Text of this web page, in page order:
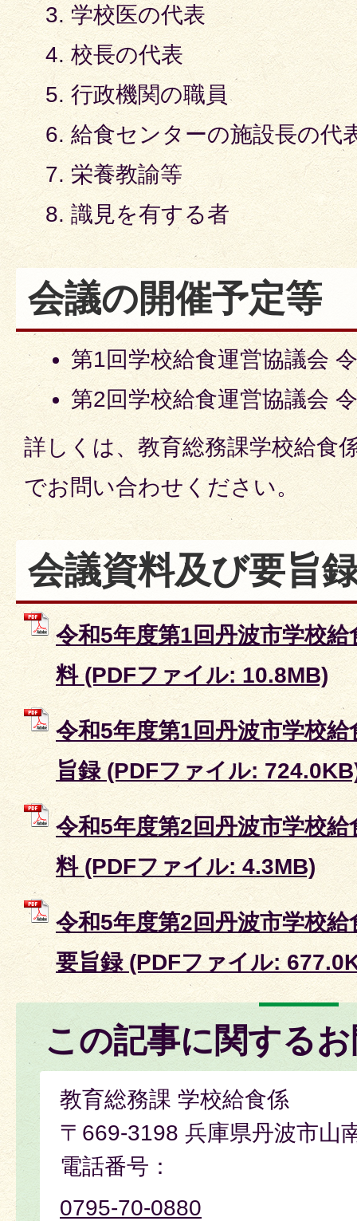
学校医の代表
校長の代表
行政機関の職員
給食センターの施設長の代
栄養教諭等
識見を有する者
会議の開催予定等
第1回学校給食運営協議会
第2回学校給食運営協議会
詳しくは、教育総務課学校給食
でお問い合わせください。
会議資料及び要旨
令和5年度第1回丹波市学校
料 (PDFファイル: 10.8MB)
令和5年度第1回丹波市学校
旨録 (PDFファイル:
令和5年度第2回丹波市学校
料 (PDFファイル: 4.3MB)
令和5年度第2回丹波市学校
要旨録 (PDFファイル:
この記事に関する
教育総務課 学校給食係
〒669-3198 兵庫県丹波市山
電話番号：
0795-70-0880